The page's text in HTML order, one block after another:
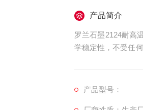
产品简介
罗兰石墨2124耐高
学稳定性，不受任
产品型号：